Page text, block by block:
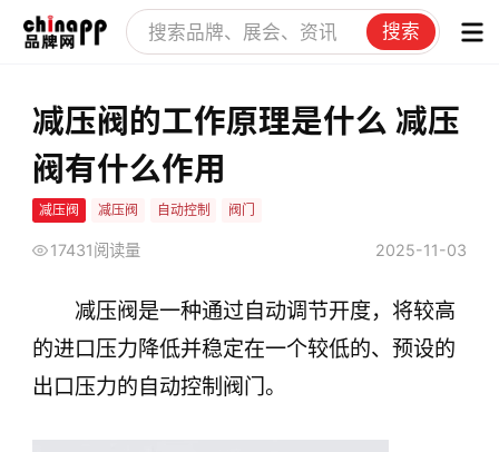
搜索
减压阀的工作原理是什么 减压
阀有什么作用
减压阀 减压阀 自动控制 阀门
17431阅读量 2025-11-03
减压阀是一种通过自动调节开度，将较高
的进口压力降低并稳定在一个较低的、预设的
出口压力的自动控制阀门。